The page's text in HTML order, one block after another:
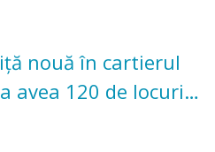
nouă în cartierul
avea 120 de locuri